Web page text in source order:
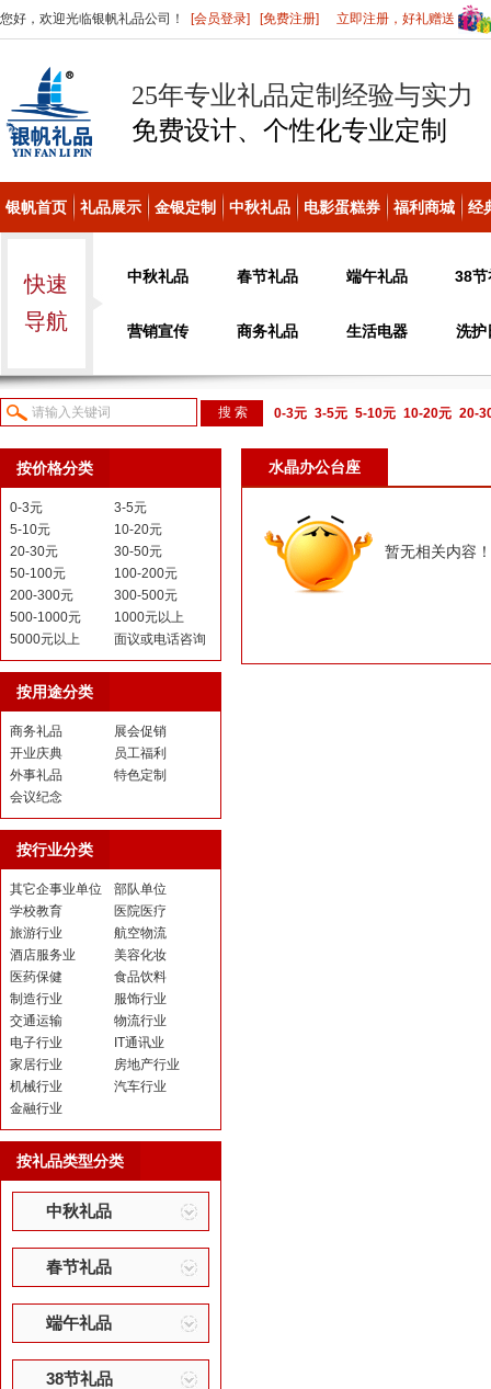
您好，欢迎光临银帆礼品公司！ [会员登录] [免费注册] 立即注册，好礼赠送
25年专业礼品定制经验与实力
免费设计、个性化专业定制
银帆首页 礼品展示 金银定制 中秋礼品 电影蛋糕券 福利商城 经
快速
导航
中秋礼品 春节礼品 端午礼品 38节
营销宣传 商务礼品 生活电器 洗护
0-3元 3-5元 5-10元 10-20元 20-
议或电话咨询
按价格分类
0-3元
3-5元
5-10元
10-20元
20-30元
30-50元
50-100元
100-200元
200-300元
300-500元
500-1000元
1000元以上
5000元以上
面议或电话咨询
按用途分类
商务礼品
展会促销
开业庆典
员工福利
外事礼品
特色定制
会议纪念
按行业分类
其它企事业单位
部队单位
学校教育
医院医疗
旅游行业
航空物流
酒店服务业
美容化妆
医药保健
食品饮料
制造行业
服饰行业
交通运输
物流行业
电子行业
IT通讯业
家居行业
房地产行业
机械行业
汽车行业
金融行业
按礼品类型分类
中秋礼品
春节礼品
端午礼品
38节礼品
水晶办公台座
暂无相关内容！